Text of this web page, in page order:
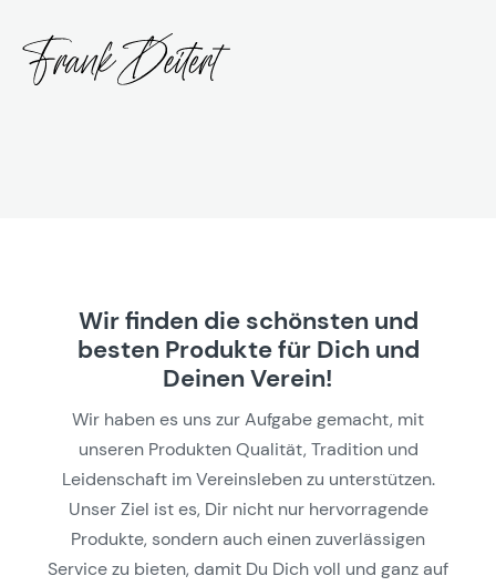
Wir finden die schönsten und
besten Produkte für Dich und
Deinen Verein!
Wir haben es uns zur Aufgabe gemacht, mit
unseren Produkten Qualität, Tradition und
Leidenschaft im Vereinsleben zu unterstützen.
Unser Ziel ist es, Dir nicht nur hervorragende
Produkte, sondern auch einen zuverlässigen
Service zu bieten, damit Du Dich voll und ganz auf